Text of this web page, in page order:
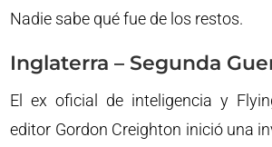
Nadie sabe qué fue de los restos.
Inglaterra – Segunda
El ex oficial de inteligencia y
editor Gordon Creighton inició una